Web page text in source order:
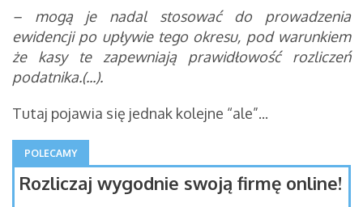
– mogą je nadal stosować do prowadzenia
ewidencji po upływie tego okresu, pod warunkiem
że kasy te zapewniają prawidłowość rozliczeń
podatnika.(...).
Tutaj pojawia się jednak kolejne “ale”...
POLECAMY
Rozliczaj wygodnie swoją firmę online!